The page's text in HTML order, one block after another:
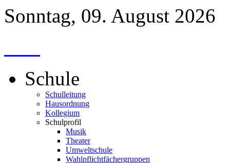
Sonntag, 09. August 2026
Schule
Schulleitung
Hausordnung
Kollegium
Schulprofil
Musik
Theater
Umweltschule
Wahlpflichtfächergruppen